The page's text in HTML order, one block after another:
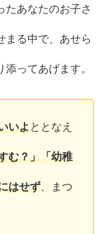
たあなたのお子さ
まる中で、あせら
ってあげます。
いよととなえ
む？」「幼稚
はせず、まつ